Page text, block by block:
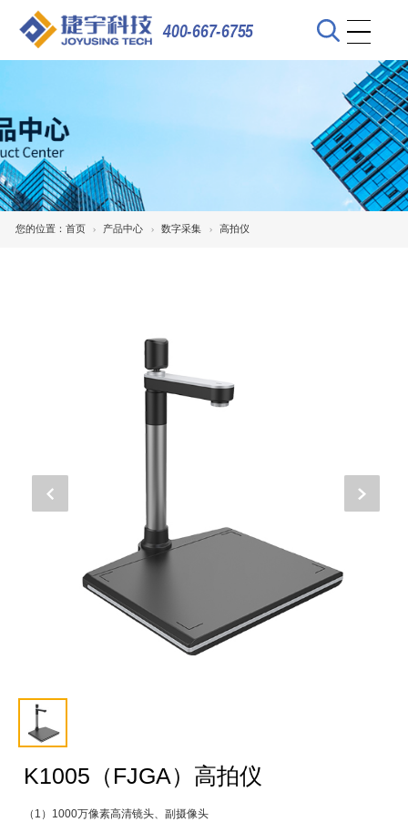
400-667-6755
您的位置： 首页 产品中心 数字采集 高拍仪
K1005（FJGA）高拍仪
（1）1000万像素高清镜头、副摄像头